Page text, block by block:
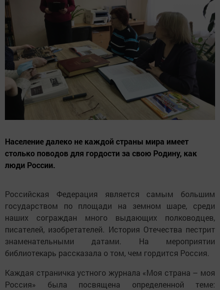
Население далеко не каждой страны мира имеет
столько поводов для гордости за свою Родину, как
люди России.
Российская Федерация является самым большим
государством по площади на земном шаре, среди
наших сограждан много выдающих полководцев,
писателей, изобретателей. История Отечества пестрит
знаменательными датами. На мероприятии
библиотекарь рассказала о том, чем гордится Россия.
Каждая страничка устного журнала «Моя страна – моя
Россия» была посвящена определенной теме: